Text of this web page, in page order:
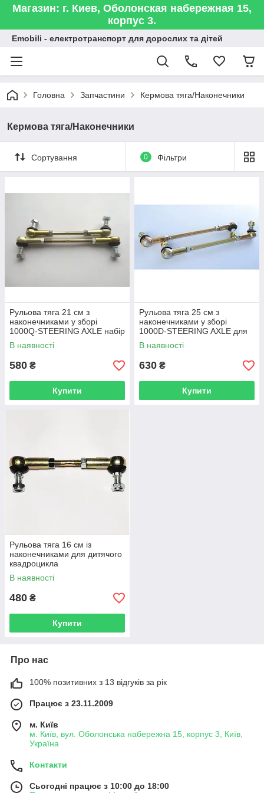
Магазин: г. Киев, Оболонская набережная 15,
корпус 3.
Emobili - електротранспорт для дорослих та дітей
Головна Запчастини Кермова тяга/Наконечники
Кермова тяга/Наконечники
Сортування 0 Фільтри
Рульова тяга 21 см з
наконечниками у зборі
1000Q-STEERING AXLE набір
для 1000Q
В наявності
580 ₴
Купити
Рульова тяга 25 см з
наконечниками у зборі
1000D-STEERING AXLE для
1000D
В наявності
630 ₴
Купити
Рульова тяга 16 см із
наконечниками для дитячого
квадроцикла
В наявності
480 ₴
Купити
Про нас
100% позитивних з 13 відгуків за рік
Працює з 23.11.2009
м. Київ
м. Київ, вул. Оболонська набережна 15, корпус 3, Київ,
Україна
Контакти
Сьогодні працює з 10:00 до 18:00